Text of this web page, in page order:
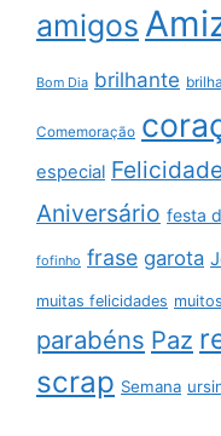
amigos
Bom Dia brilhante
Comemoração
especial Felicidade
Aniversário festa
fofinho frase garota
muitas felicidades
parabéns Paz
scrap Semana